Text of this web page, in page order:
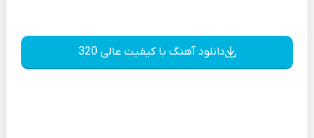
دانلود آهنگ با کیفیت عالی 320